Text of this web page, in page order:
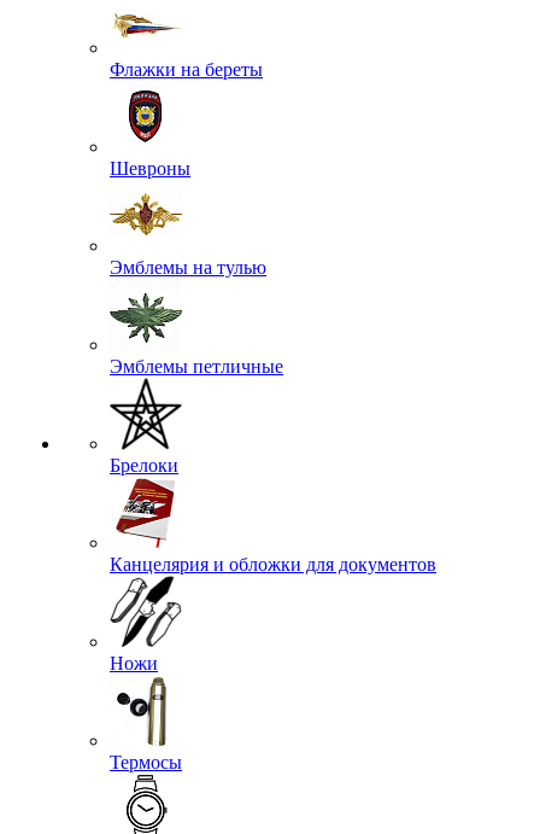
Флажки на береты
Шевроны
Эмблемы на тулью
Эмблемы петличные
Брелоки
Канцелярия и обложки для документов
Ножи
Термосы